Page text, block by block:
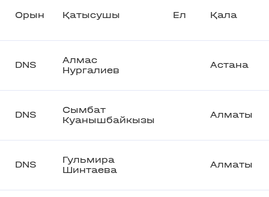
Орын Қатысушы Ел Қала
DNS
Алмас
Нургалиев
Астана
DNS
Сымбат
Куанышбайкызы
Алматы
DNS
Гульмира
Шинтаева
Алматы